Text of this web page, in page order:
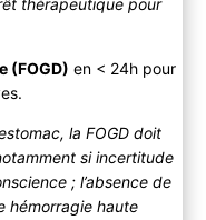
thérapeutique pour
(FOGD) en < 24h pour
la FOGD doit
si incertitude
; l’absence de
hémorragie haute